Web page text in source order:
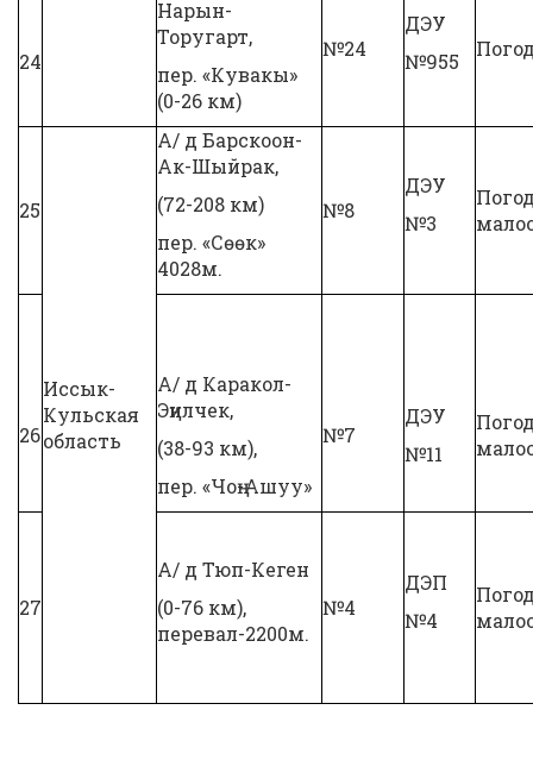
24
Нарын-
Торугарт,
пер. «Кувакы»
(0-26 км)
№24
ДЭУ
№955
25
Иссык-
Кульская
область
А/ д Барскоон-
Ак-Шыйрак,
(72-208 км)
пер. «Сөөк»
4028м.
№8
ДЭУ
№3
26
А/ д Каракол-
Эңилчек,
(38-93 км),
пер. «Чоң-Ашуу»
№7
ДЭУ
№11
27
А/ д Тюп-Кеген
(0-76 км),
перевал-2200м.
№4
ДЭП
№4